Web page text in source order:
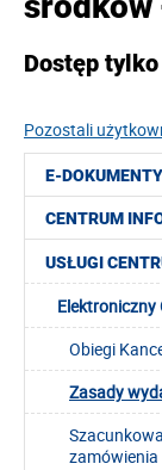
E-DOKUMENTY
CENTRUM
USŁUGI
Elektroniczny
Obiegi
Zasady
zamówienia
Dostęp
Pozostali